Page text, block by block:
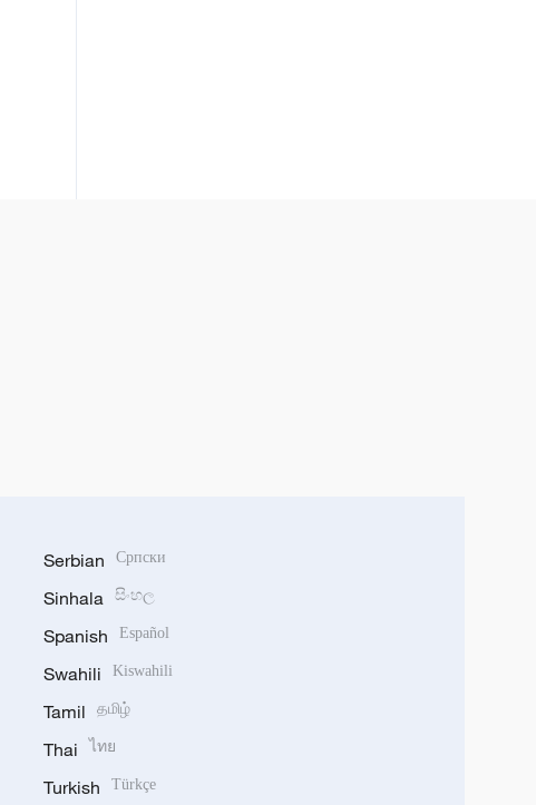
Serbian Српски
Sinhala සිංහල
Spanish Español
Swahili Kiswahili
Tamil தமிழ்
Thai ไทย
Turkish Türkçe